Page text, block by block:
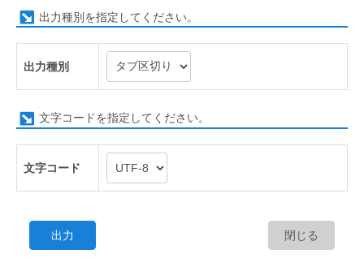
出力種別を指定してください。
出力種別
文字コードを指定してください。
文字コード